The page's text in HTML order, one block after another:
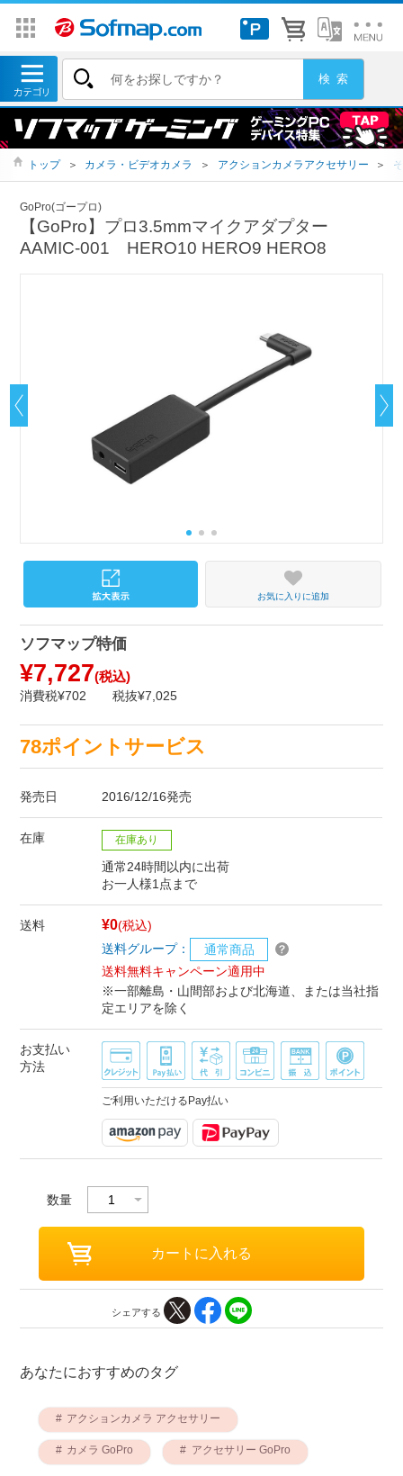
トップ ＞ カメラ・ビデオカメラ ＞ アクションカメラアクセサリー ＞
GoPro(ゴープロ)
【GoPro】プロ3.5mmマイクアダプター
AAMIC-001 HERO10 HERO9 HERO8
お気に入りに追加
ソフマップ特価
¥7,727(税込)
消費税¥702 税抜¥7,025
78ポイントサービス
発売日 2016/12/16発売
在庫 在庫あり
通常24時間以内に出荷
お一人様1点まで
送料 ¥0(税込)
送料グループ：
通常商品
送料無料キャンペーン適用中
※一部離島・山間部および北海道、または当社指
定エリアを除く
お支払い
方法
ご利用いただけるPay払い
数量
シェアする
あなたにおすすめのタグ
アクションカメラ アクセサリー
カメラ GoPro アクセサリー GoPro